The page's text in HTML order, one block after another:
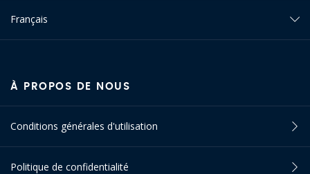
Français
À PROPOS DE NOUS
Conditions générales d'utilisation
Politique de confidentialité